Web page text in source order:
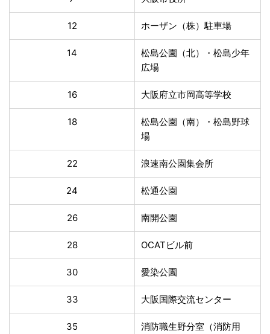
12 ホーザン（株）駐車場
14
松島公園（北）・松島少年
広場
16 大阪府立市岡高等学校
18
松島公園（南）・松島野球
場
22 浪速南公園集会所
24 松通公園
26 南開公園
28 OCATビル前
30 愛染公園
33 大阪国際交流センター
35
消防職生野分室（消防用